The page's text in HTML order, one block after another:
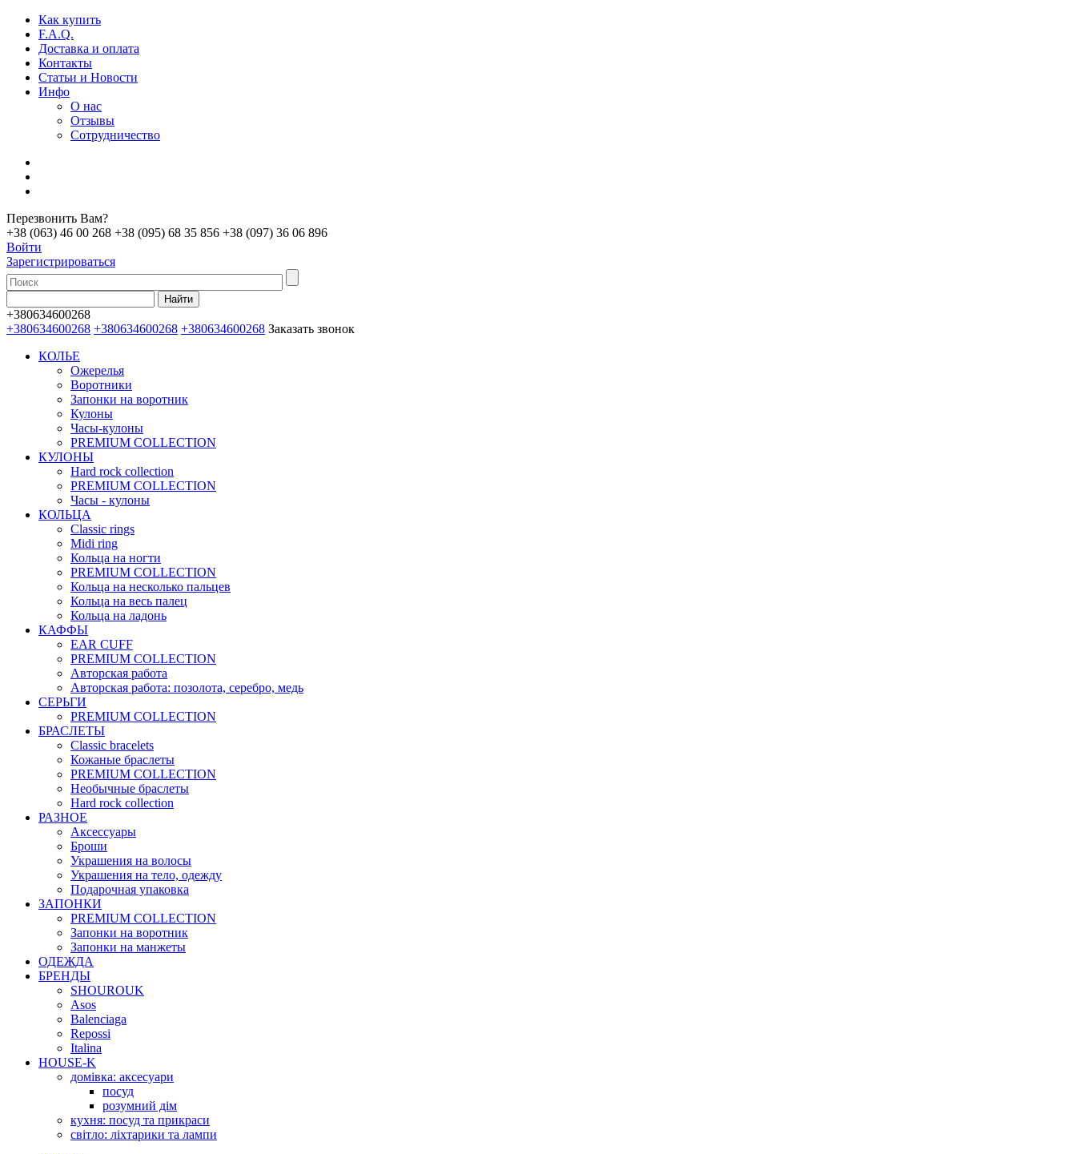
Как купить
F.A.Q.
Доставка и оплата
Контакты
Статьи и Новости
Инфо
О нас
Отзывы
Сотрудничество
Перезвонить Вам?
+38 (063) 46 00 268 +38 (095) 68 35 856 +38 (097) 36 06 896
Войти
Зарегистрироваться
+380634600268
+380634600268 +380634600268 +380634600268 Заказать звонок
КОЛЬЕ
Ожерелья
Воротники
Запонки на воротник
Кулоны
Часы-кулоны
PREMIUM COLLECTION
КУЛОНЫ
Hard rock collection
PREMIUM COLLECTION
Часы - кулоны
КОЛЬЦА
Classic rings
Midi ring
Кольца на ногти
PREMIUM COLLECTION
Кольца на несколько пальцев
Кольца на весь палец
Кольца на ладонь
КАФФЫ
EAR CUFF
PREMIUM COLLECTION
Авторская работа
Авторская работа: позолота, серебро, медь
СЕРЬГИ
PREMIUM COLLECTION
БРАСЛЕТЫ
Classic bracelets
Кожаные браслеты
PREMIUM COLLECTION
Необычные браслеты
Hard rock collection
РАЗНОЕ
Аксессуары
Броши
Украшения на волосы
Украшения на тело, одежду
Подарочная упаковка
ЗАПОНКИ
PREMIUM COLLECTION
Запонки на воротник
Запонки на манжеты
ОДЕЖДА
БРЕНДЫ
SHOUROUK
Asos
Balenciaga
Repossi
Italina
HOUSE-K
домівка: аксесуари
посуд
розумний дім
кухня: посуд та прикраси
світло: ліхтарики та лампи